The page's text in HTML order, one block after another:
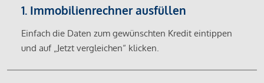
1. Immobilienrechner ausfüllen
Einfach die Daten zum gewünschten Kredit eintippen
und auf „Jetzt vergleichen“ klicken.